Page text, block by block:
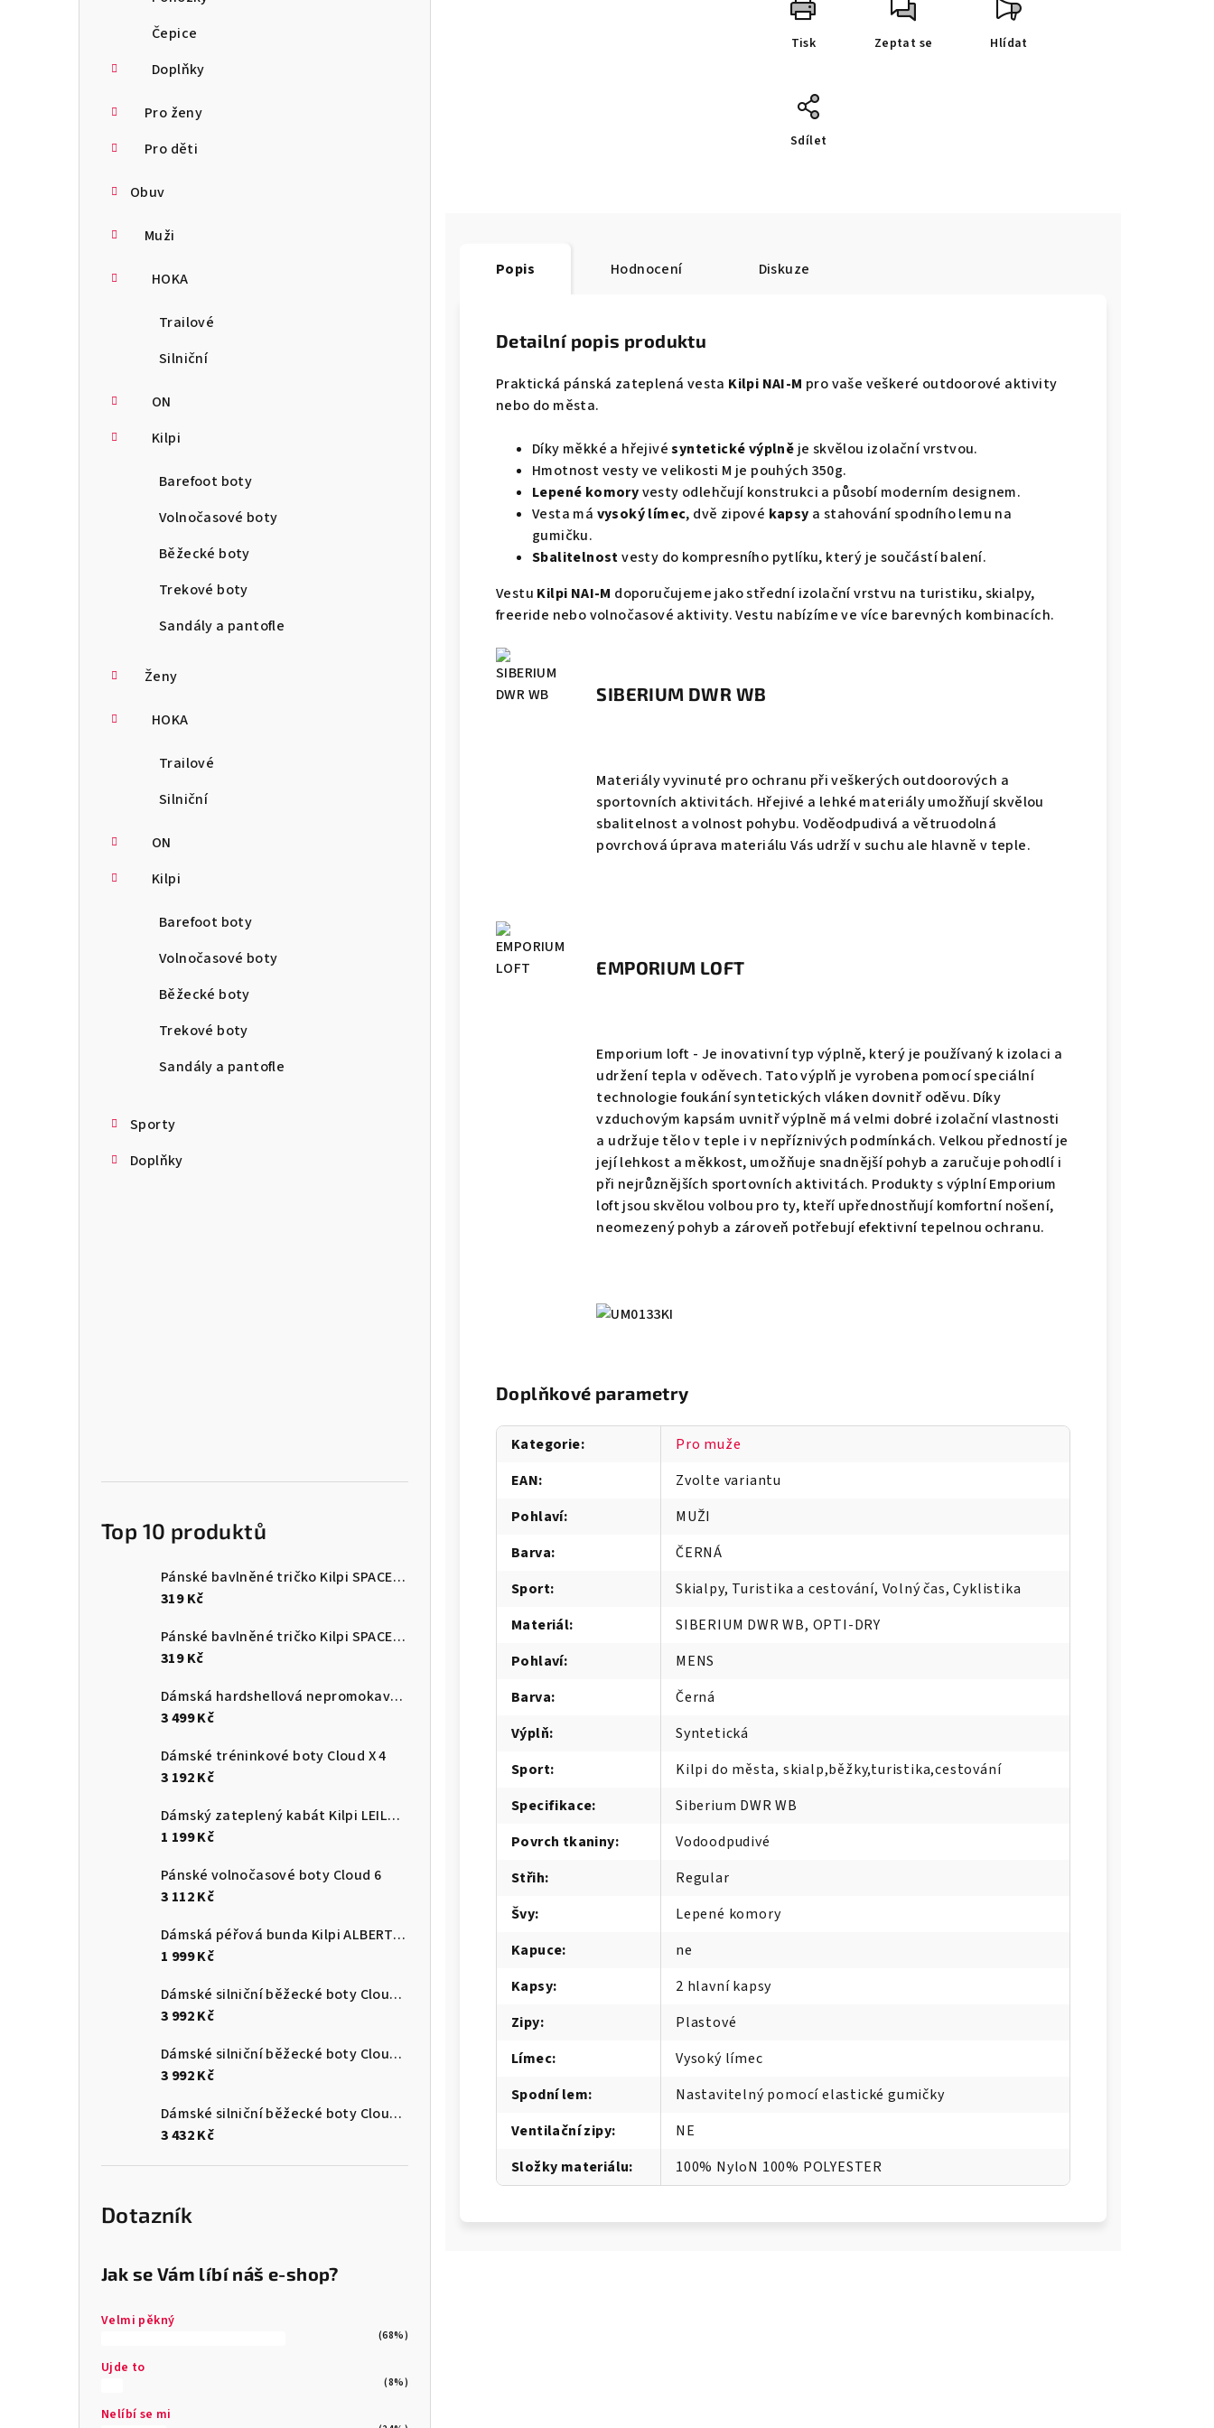
Čepice
Doplňky
Pro ženy
Pro děti
Obuv
Muži
HOKA
Trailové
Silniční
ON
Kilpi
Barefoot boty
Volnočasové boty
Běžecké boty
Trekové boty
Sandály a pantofle
Ženy
HOKA
Trailové
Silniční
ON
Kilpi
Barefoot boty
Volnočasové boty
Běžecké boty
Trekové boty
Sandály a pantofle
Sporty
Doplňky
Top 10 produktů
Pánské bavlněné tričko Kilpi SPACER-M
319 Kč
Pánské bavlněné tričko Kilpi SPACER-M
319 Kč
Dámská hardshellová nepromokavá bunda Kilpi MAMBA-W
3 499 Kč
Dámské tréninkové boty Cloud X 4
3 192 Kč
Dámský zateplený kabát Kilpi LEILA-W
1 199 Kč
Pánské volnočasové boty Cloud 6
3 112 Kč
Dámská péřová bunda Kilpi ALBERTA-W
1 999 Kč
Dámské silniční běžecké boty Cloudmonster 3
3 992 Kč
Dámské silniční běžecké boty Cloudmonster 3
3 992 Kč
Dámské silniční běžecké boty Cloudsurfer Max
3 432 Kč
Dotazník
Jak se Vám líbí náš e-shop?
Velmi pěkný
(68%)
Ujde to
(8%)
Nelíbí se mi
Tisk Zeptat se Hlídat
Sdílet
Popis Hodnocení Diskuze
Detailní popis produktu
Praktická pánská zateplená vesta Kilpi NAI-M pro vaše veškeré outdoorové aktivity
nebo do města.
Díky měkké a hřejivé syntetické výplně je skvělou izolační vrstvou.
Hmotnost vesty ve velikosti M je pouhých 350g.
Lepené komoryvesty odlehčují konstrukci a působí moderním designem.
Vesta má vysoký límec, dvě zipové kapsy a stahování spodního lemu na
gumičku.
Sbalitelnostvesty do kompresního pytlíku, který je součástí balení.
Vestu Kilpi NAI-M doporučujeme jako střední izolační vrstvu na turistiku, skialpy,
freeride nebo volnočasové aktivity. Vestu nabízíme ve více barevných kombinacích.
SIBERIUM DWR WB
Materiály vyvinuté pro ochranu při veškerých outdoorových a
sportovních aktivitách. Hřejivé a lehké materiály umožňují skvělou
sbalitelnost a volnost pohybu. Voděodpudivá a větruodolná
povrchová úprava materiálu Vás udrží v suchu ale hlavně v teple.
EMPORIUM LOFT
Emporium loft - Je inovativní typ výplně, který je používaný k izolaci a
udržení tepla v oděvech. Tato výplň je vyrobena pomocí speciální
technologie foukání syntetických vláken dovnitř oděvu. Díky
vzduchovým kapsám uvnitř výplně má velmi dobré izolační vlastnosti
a udržuje tělo v teple i v nepříznivých podmínkách. Velkou předností je
její lehkost a měkkost, umožňuje snadnější pohyb a zaručuje pohodlí i
při nejrůznějších sportovních aktivitách. Produkty s výplní Emporium
loft jsou skvělou volbou pro ty, kteří upřednostňují komfortní nošení,
neomezený pohyb a zároveň potřebují efektivní tepelnou ochranu.
Doplňkové parametry
Kategorie:
Pro muže
EAN:
Zvolte variantu
Pohlaví:
MUŽI
Barva:
ČERNÁ
Sport:
Skialpy, Turistika a cestování, Volný čas, Cyklistika
Materiál:
SIBERIUM DWR WB, OPTI-DRY
Pohlaví:
MENS
Barva:
Černá
Výplň:
Syntetická
Sport:
Kilpi do města, skialp,běžky,turistika,cestování
Specifikace:
Siberium DWR WB
Povrch tkaniny:
Vodoodpudivé
Střih:
Regular
Švy:
Lepené komory
Kapuce:
ne
Kapsy:
2 hlavní kapsy
Zipy:
Plastové
Límec:
Vysoký límec
Spodní lem:
Nastavitelný pomocí elastické gumičky
Ventilační zipy:
NE
Složky materiálu: 100% NyloN 100% POLYESTER